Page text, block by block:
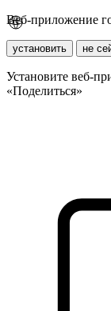
Веб-приложение
установить не
Установите веб-
«Поделиться»